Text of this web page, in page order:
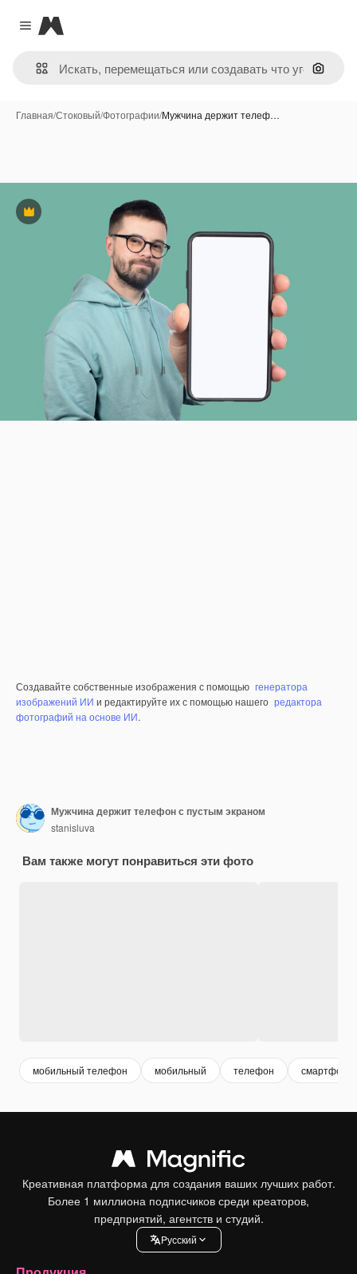
Close menu
Magnific
Поиск
Главная/Стоковый/Фотографии/Мужчина держит телеф…
Премиум
Создавайте собственные изображения с помощью генератора
изображений ИИ и редактируйте их с помощью нашего редактора
фотографий на основе ИИ.
Мужчина держит телефон с пустым экраном
stanisluva
Вам также могут понравиться эти фото
мобильный телефон мобильный телефон смартфон
Креативная платформа для создания ваших лучших работ.
Более 1 миллиона подписчиков среди креаторов,
предприятий, агентств и студий.
Pусский